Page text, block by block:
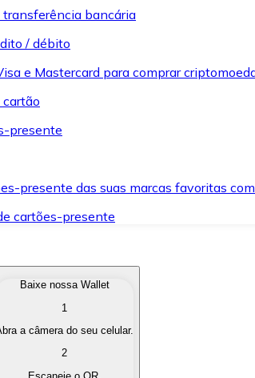
transferência bancária
/ débito
e Mastercard para comprar
cartão
presente
presente das suas marcas favoritas
cartões-presente
de seu interesse de forma
criptomoedas em moeda fiduciária quando
Baixe nossa Wallet
1
a câmera do seu celular.
2